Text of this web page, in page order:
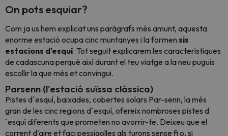
On pots esquiar?
Com ja us hem explicat uns paràgrafs més amunt, aquesta
enorme estació ocupa cinc muntanyes i la formen sis
estacions d'esquí. Tot seguit explicarem les característiques
de cadascuna perquè així durant el teu viatge a la neu puguis
escollir la que més et convingui.
Parsenn (l'estació suïssa clàssica)
Pistes d´esquí, baixades, cobertes solars Par-senn, la més
gran de les cinc regions d´esquí, ofereix nombroses pistes d
´esquí diferents que prometen no avorrir-te. Deixeu que el
corrent d'aire et faci pessigolles als turons sense fi o, si